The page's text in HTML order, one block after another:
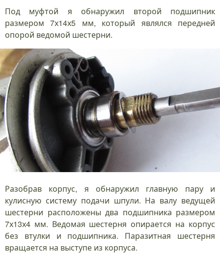
Под муфтой я обнаружил второй подшипник
размером 7х14х5 мм, который являлся передней
опорой ведомой шестерни.
Разобрав корпус, я обнаружил главную пару и
кулисную систему подачи шпули. На валу ведущей
шестерни расположены два подшипника размером
7х13х4 мм. Ведомая шестерня опирается на корпус
без втулки и подшипника. Паразитная шестерня
вращается на выступе из корпуса.